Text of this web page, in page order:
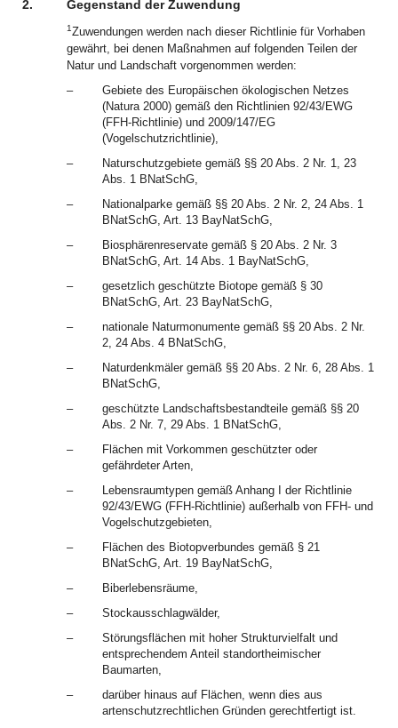
2. Gegenstand der Zuwendung
1Zuwendungen werden nach dieser Richtlinie für Vorhaben
gewährt, bei denen Maßnahmen auf folgenden Teilen der
Natur und Landschaft vorgenommen werden:
–
Gebiete des Europäischen ökologischen Netzes
(Natura 2000) gemäß den Richtlinien 92/43/EWG
(FFH-Richtlinie) und 2009/147/EG
(Vogelschutzrichtlinie),
–
Naturschutzgebiete gemäß §§ 20 Abs. 2 Nr. 1, 23
Abs. 1 BNatSchG,
–
Nationalparke gemäß §§ 20 Abs. 2 Nr. 2, 24 Abs. 1
BNatSchG, Art. 13 BayNatSchG,
–
Biosphärenreservate gemäß § 20 Abs. 2 Nr. 3
BNatSchG, Art. 14 Abs. 1 BayNatSchG,
–
gesetzlich geschützte Biotope gemäß § 30
BNatSchG, Art. 23 BayNatSchG,
–
nationale Naturmonumente gemäß §§ 20 Abs. 2 Nr.
2, 24 Abs. 4 BNatSchG,
–
Naturdenkmäler gemäß §§ 20 Abs. 2 Nr. 6, 28 Abs. 1
BNatSchG,
–
geschützte Landschaftsbestandteile gemäß §§ 20
Abs. 2 Nr. 7, 29 Abs. 1 BNatSchG,
–
Flächen mit Vorkommen geschützter oder
gefährdeter Arten,
–
Lebensraumtypen gemäß Anhang I der Richtlinie
92/43/EWG (FFH-Richtlinie) außerhalb von FFH- und
Vogelschutzgebieten,
–
Flächen des Biotopverbundes gemäß § 21
BNatSchG, Art. 19 BayNatSchG,
–
Biberlebensräume,
–
Stockausschlagwälder,
–
Störungsflächen mit hoher Strukturvielfalt und
entsprechendem Anteil standortheimischer
Baumarten,
–
darüber hinaus auf Flächen, wenn dies aus
artenschutzrechtlichen Gründen gerechtfertigt ist.